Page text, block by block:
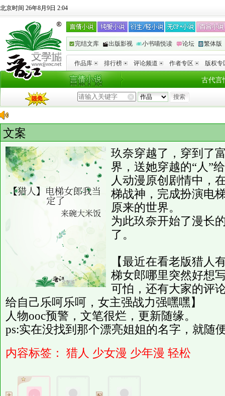
北京时间 26年8月9日 2:04
完结文库 出版影视 小书喵悦读 论坛 繁体版
作品库 排行榜 评论频道 作者专区 版权专
古代言
文案
玖奈穿越了，穿到了
界，送她穿越的“人”
人动漫原创剧情中，
梯战神，完成扮演电
原来的世界。
为此玖奈开始了漫长
了。
【最近在看老版猎人
梯女郎哪里突然好想
可怕，还有大家的评
给自己乐呵乐呵，女主强战力强嘿嘿】
人物ooc预警，文笔很烂，更新随缘。
ps:实在没找到那个漂亮姐姐的名字，就随
内容标签：
猎人 少女漫 少年漫 轻松